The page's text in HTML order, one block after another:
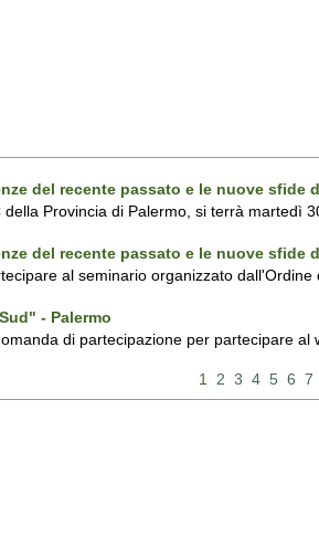
del recente passato e le nuove sfide
Provincia di Palermo, si terrà martedì
del recente passato e le nuove sfide
al seminario organizzato
- Palermo
di partecipazione per partecipare
1 2 3 4 5 6 7